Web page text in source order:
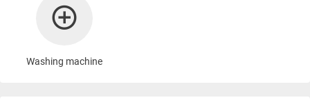
Washing machine